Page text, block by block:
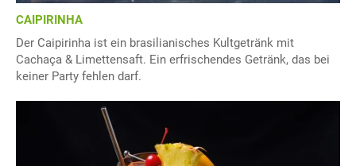
CAIPIRINHA
Der Caipirinha ist ein brasilianisches Kultgetränk mit
Cachaça & Limettensaft. Ein erfrischendes Getränk, das bei
keiner Party fehlen darf.